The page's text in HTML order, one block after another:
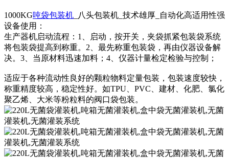
1000KG吨袋包装机 _八头包装机_技术雄厚_自动化高适用性强
设备使用：
生产器机启动流程：1、启动，按开关，夹袋抓紧包装袋系统
将包装袋提高到称重。2、最先称重包装袋，再由仪器设备解
决。3、当原材料迅速加料；4、仪器计量检定检验与控制；
适应于各种流动性良好的颗粒物料定量包装，包装速度较快，
称重精度较高，稳定性好。如TPU、PVC、建材、化肥、氯化
聚乙烯、大米等粉粒料的阀口袋包装。